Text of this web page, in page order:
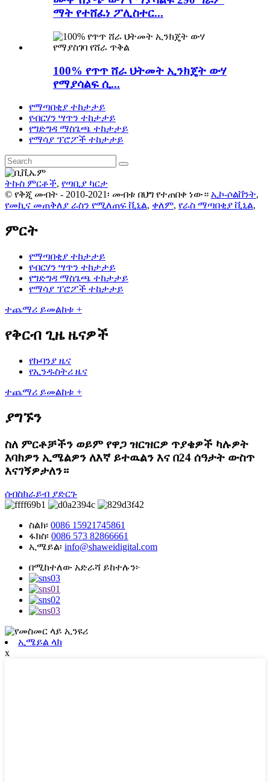
ማት የተሸፈነ ፖሊስተር...
100% የጥጥ ሸራ ህትመት ኢንክጄት ውሃ
የማያሳልፍ ሲ...
የማጣበቂያ ተከታታይ
የብርሃን ሣጥን ተከታታይ
የግድግዳ ማስጌጫ ተከታታይ
የማሳያ ፕሮፖች ተከታታይ
ትኩስ ምርቶች, የጣቢያ ካርታ
© የቅጂ መብት - 2010-2021፡ መብቱ በህግ የተጠበቀ ነው። ኢኮ-ሶልቨንት,
የመኪና መጠቅለያ ራስን የሚለጠፍ ቪኒል, ቀለም, የራስ ማጣበቂያ ቪኒል,
ምርት
የማጣበቂያ ተከታታይ
የብርሃን ሣጥን ተከታታይ
የግድግዳ ማስጌጫ ተከታታይ
የማሳያ ፕሮፖች ተከታታይ
ተጨማሪ ይመልከቱ +
የቅርብ ጊዜ ዜናዎች
የኩባንያ ዜና
የኢንዱስትሪ ዜና
ተጨማሪ ይመልከቱ +
ያግኙን
ስለ ምርቶቻችን ወይም የዋጋ ዝርዝርዎ ጥያቄዎች ካሉዎት
እባክዎን ኢሜልዎን ለእኛ ይተዉልን እና በ24 ሰዓታት ውስጥ
እናገኝዎታለን።
ሰብስክራይብ ያድርጉ
ስልክ፡ 0086 15921745861
ፋክስ፡ 0086 573 82866661
ኢሜይል፡ info@shaweidigital.com
በሚከተለው አድራሻ ይከተሉን፦
ኢሜይል ላክ
x